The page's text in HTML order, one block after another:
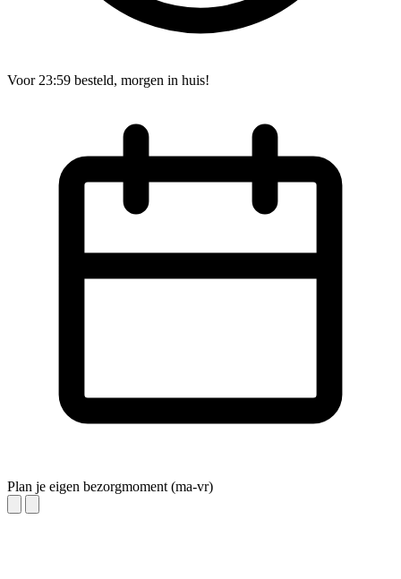
Voor 23:59 besteld, morgen in huis!
Plan je eigen bezorgmoment (ma-vr)